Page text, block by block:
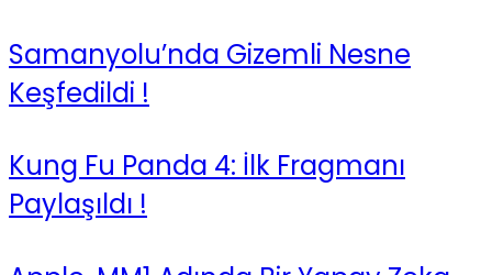
Samanyolu’nda Gizemli Nesne
Keşfedildi !
Kung Fu Panda 4: İlk Fragmanı
Paylaşıldı !